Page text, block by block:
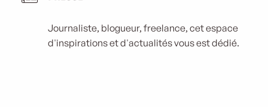
Journaliste, blogueur, freelance, cet espace
d'inspirations et d'actualités vous est dédié.